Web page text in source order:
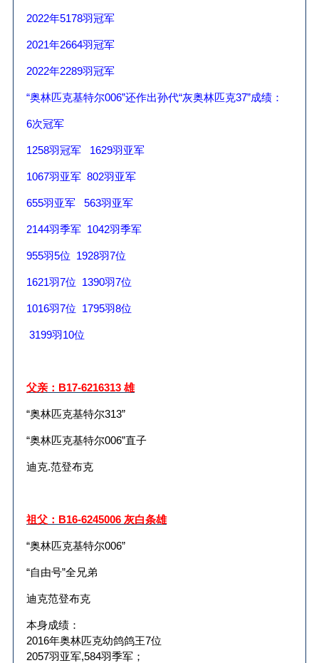
2022年5178羽冠军
2021年2664羽冠军
2022年2289羽冠军
“奥林匹克基特尔006”还作出孙代“灰奥林匹克37”成绩：
6次冠军
1258羽冠军 1629羽亚军
1067羽亚军 802羽亚军
655羽亚军 563羽亚军
2144羽季军 1042羽季军
955羽5位 1928羽7位
1621羽7位 1390羽7位
1016羽7位 1795羽8位
3199羽10位
父亲： B17-6216313 雄
“奥林匹克基特尔313”
“奥林匹克基特尔006”直子
迪克.范登布克
祖父： B16-6245006 灰白条雄
“奥林匹克基特尔006”
“自由号”全兄弟
迪克范登布克
本身成绩：
2016年奥林匹克幼鸽鸽王7位
2057羽亚军,584羽季军；